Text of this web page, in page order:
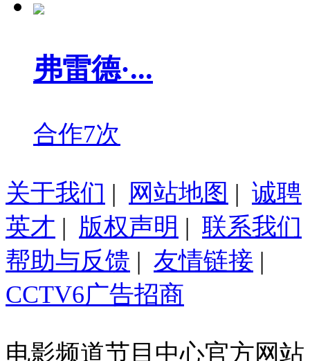
弗雷德·...
合作7次
关于我们 | 网站地图 | 诚聘
英才 | 版权声明 | 联系我们
帮助与反馈 | 友情链接 |
CCTV6广告招商
电影频道节目中心官方网站